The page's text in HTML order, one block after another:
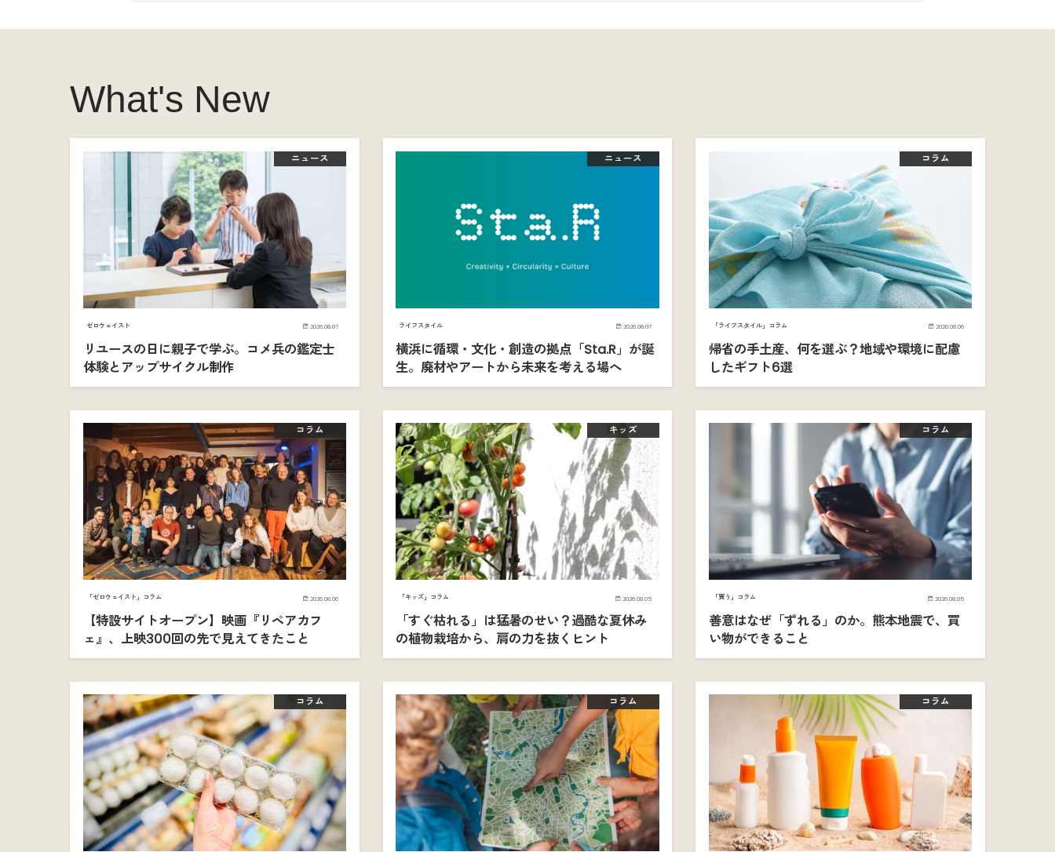
What's New
ニュース
ゼロウェイスト 2026.08.07
リユースの日に親子で学ぶ。コメ兵の鑑定士
体験とアップサイクル制作
ニュース
ライフスタイル 2026.08.07
横浜に循環・文化・創造の拠点「Sta.R」が誕
生。廃材やアートから未来を考える場へ
コラム
「ライフスタイル」コラム 2026.08.06
帰省の手土産、何を選ぶ？地域や環境に配慮
したギフト6選
コラム
「ゼロウェイスト」コラム 2026.08.06
【特設サイトオープン】映画『リペアカフ
ェ』、上映300回の先で見えてきたこと
キッズ
「キッズ」コラム 2026.08.05
「すぐ枯れる」は猛暑のせい？過酷な夏休み
の植物栽培から、肩の力を抜くヒント
コラム
「買う」コラム 2026.08.05
善意はなぜ「ずれる」のか。熊本地震で、買
い物ができること
コラム コラム コラム